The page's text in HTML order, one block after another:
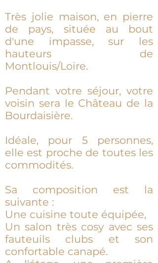
Très jolie maison, en pierre
de pays, située au bout
d'une impasse, sur les
hauteurs de
Montlouis/Loire.
Pendant votre séjour, votre
voisin sera le Château de la
Bourdaisière.
Idéale, pour 5 personnes,
elle est proche de toutes les
commodités.
Sa composition est la
suivante :
Une cuisine toute équipée,
Un salon très cosy avec ses
fauteuils clubs et son
confortable canapé.